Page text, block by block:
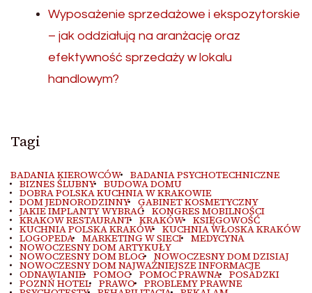
Wyposażenie sprzedażowe i ekspozytorskie
– jak oddziałują na aranżację oraz
efektywność sprzedaży w lokalu
handlowym?
Tagi
BADANIA KIEROWCÓW BADANIA PSYCHOTECHNICZNE
BIZNES ŚLUBNY BUDOWA DOMU
DOBRA POLSKA KUCHNIA W KRAKOWIE
DOM JEDNORODZINNY GABINET KOSMETYCZNY
JAKIE IMPLANTY WYBRAĆ KONGRES MOBILNOŚCI
KRAKOW RESTAURANT KRAKÓW KSIĘGOWOŚĆ
KUCHNIA POLSKA KRAKÓW KUCHNIA WŁOSKA KRAKÓW
LOGOPEDA MARKETING W SIECI MEDYCYNA
NOWOCZESNY DOM ARTYKUŁY
NOWOCZESNY DOM BLOG NOWOCZESNY DOM DZISIAJ
NOWOCZESNY DOM NAJWAŻNIEJSZE INFORMACJE
ODNAWIANIE POMOC POMOC PRAWNA POSADZKI
POZNŃ HOTEL PRAWO PROBLEMY PRAWNE